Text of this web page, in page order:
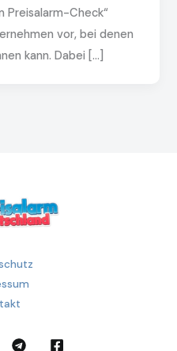
Preisalarm-Check“
vor, bei denen
kann. Dabei […]